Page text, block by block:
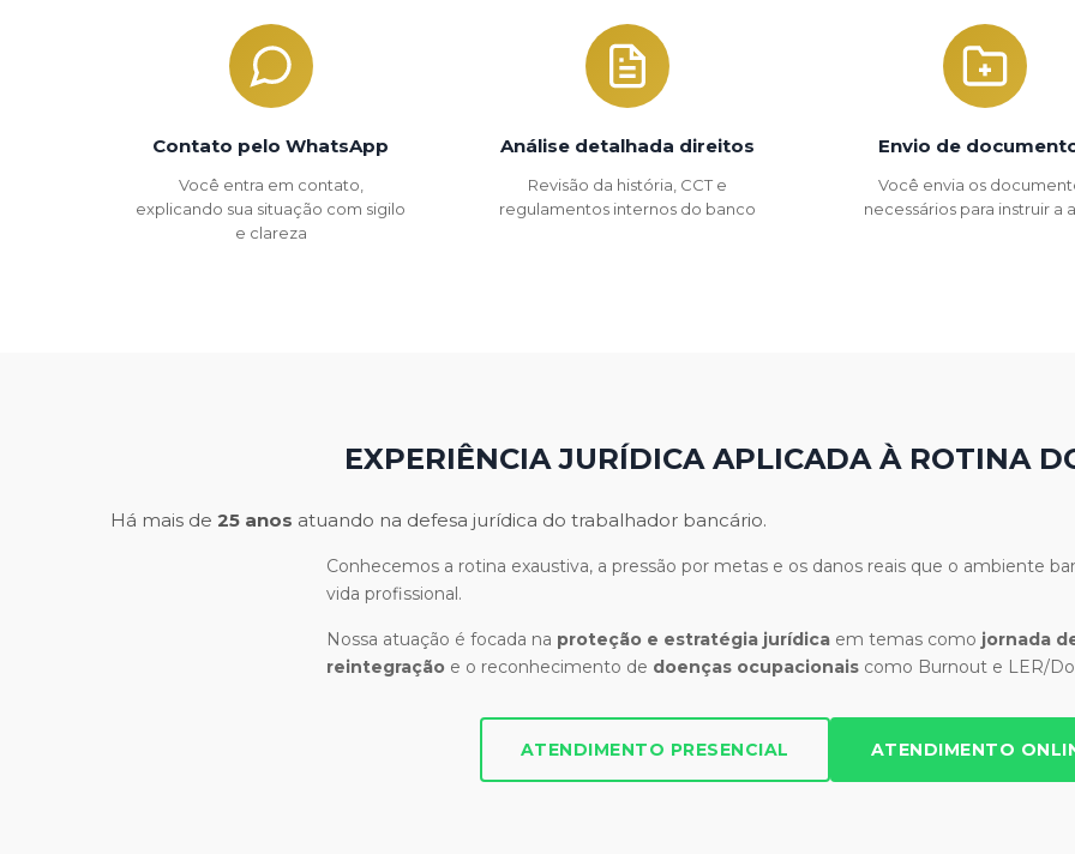
Contato pelo WhatsApp
Você entra em contato,
explicando sua situação com sigilo
e clareza
Análise detalhada direitos
Revisão da história, CCT e
regulamentos internos do banco
Envio de
Você envia os
necessários para instruir a
EXPERIÊNCIA JURÍDICA APLICADA À ROTINA
Há mais de 25 anos atuando na defesa jurídica do trabalhador bancário.
Conhecemos a rotina exaustiva, a pressão por metas e os danos reais que o ambiente
vida profissional.
Nossa atuação é focada na proteção e estratégia jurídica em temas como jornada
reintegração e o reconhecimento de doenças ocupacionais como Burnout e LER/
ATENDIMENTO PRESENCIAL ATENDIMENTO